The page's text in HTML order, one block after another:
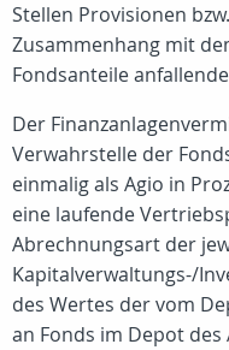
Stellen Provisionen
Zusammenhang mit
Fondsanteile
Der
Verwahrstelle der
einmalig als Agio in
eine laufende
Abrechnungsart der
Kapitalverwaltungs-/
des Wertes der vom
an Fonds im Depot